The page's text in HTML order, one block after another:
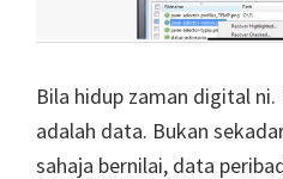
Bila hidup zaman digital
adalah data. Bukan
sahaja bernilai, data